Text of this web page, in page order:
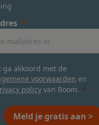
ga akkoord met de
voorwaarden en
policy van Boom.
Meld je gratis aan >